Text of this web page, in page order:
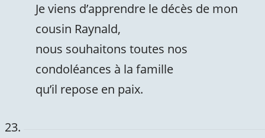
Je viens d’apprendre le décès de mon
cousin Raynald,
nous souhaitons toutes nos
condoléances à la famille
qu’il repose en paix.